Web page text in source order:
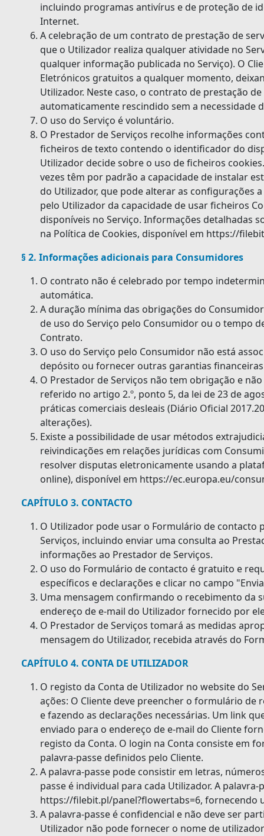
incluindo programas antivírus e de proteção de
Internet.
A celebração de um contrato de prestação de
que o Utilizador realiza qualquer atividade no
qualquer informação publicada no Serviço). O
Eletrónicos gratuitos a qualquer momento,
Utilizador. Neste caso, o contrato de prestação
automaticamente rescindido sem a necessidade
O uso do Serviço é voluntário.
O Prestador de Serviços recolhe informações
ficheiros de texto contendo o identificador do
Utilizador decide sobre o uso de ficheiros
vezes têm por padrão a capacidade de instalar
do Utilizador, que pode alterar as configurações
pelo Utilizador da capacidade de usar ficheiros
disponíveis no Serviço. Informações detalhadas
na Política de Cookies, disponível em https://
§ 2. Informações adicionais para Consumidores
O contrato não é celebrado por tempo
automática.
A duração mínima das obrigações do
de uso do Serviço pelo Consumidor ou o tempo
Contrato.
O uso do Serviço pelo Consumidor não está
depósito ou fornecer outras garantias
O Prestador de Serviços não tem obrigação e
referido no artigo 2.º, ponto 5, da lei de 23 de
práticas comerciais desleais (Diário Oficial
alterações).
Existe a possibilidade de usar métodos
reivindicações em relações jurídicas com
resolver disputas eletronicamente usando a
online), disponível em https://ec.europa.eu/
CAPÍTULO 3. CONTACTO
O Utilizador pode usar o Formulário de contacto
Serviços, incluindo enviar uma consulta ao
informações ao Prestador de Serviços.
O uso do Formulário de contacto é gratuito e
específicos e declarações e clicar no campo
Uma mensagem confirmando o recebimento da
endereço de e-mail do Utilizador fornecido por
O Prestador de Serviços tomará as medidas
mensagem do Utilizador, recebida através do
CAPÍTULO 4. CONTA DE UTILIZADOR
O registo da Conta de Utilizador no website do
ações: O Cliente deve preencher o formulário
e fazendo as declarações necessárias. Um link
enviado para o endereço de e-mail do Cliente
registo da Conta. O login na Conta consiste em
palavra-passe definidos pelo Cliente.
A palavra-passe pode consistir em letras,
passe é individual para cada Utilizador. A
https://filebit.pl/panel?flowertabs=6, fornecendo
A palavra-passe é confidencial e não deve ser
Utilizador não pode fornecer o nome de